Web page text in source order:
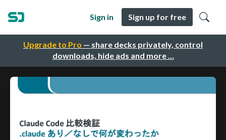
Upgrade to Pro — share decks privately, control
downloads, hide ads and more …
Sign in Sign up for free